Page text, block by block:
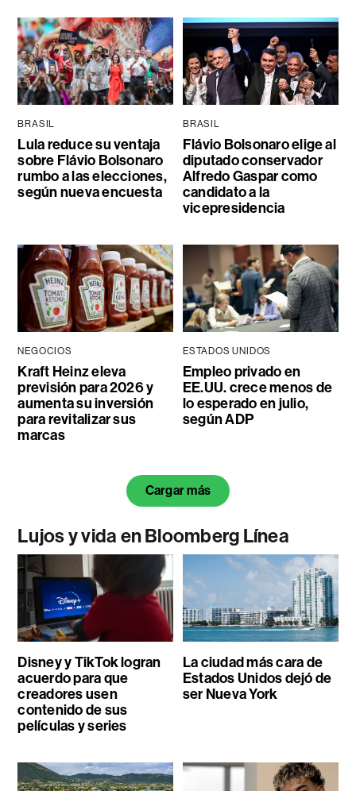
BRASIL
Lula reduce su ventaja
sobre Flávio Bolsonaro
rumbo a las elecciones,
según nueva encuesta
BRASIL
Flávio Bolsonaro elige al
diputado conservador
Alfredo Gaspar como
candidato a la
vicepresidencia
NEGOCIOS
Kraft Heinz eleva
previsión para 2026 y
aumenta su inversión
para revitalizar sus
marcas
ESTADOS UNIDOS
Empleo privado en
EE.UU. crece menos de
lo esperado en julio,
según ADP
Cargar más
Lujos y vida en Bloomberg Línea
Disney y TikTok logran
acuerdo para que
creadores usen
contenido de sus
películas y series
La ciudad más cara de
Estados Unidos dejó de
ser Nueva York